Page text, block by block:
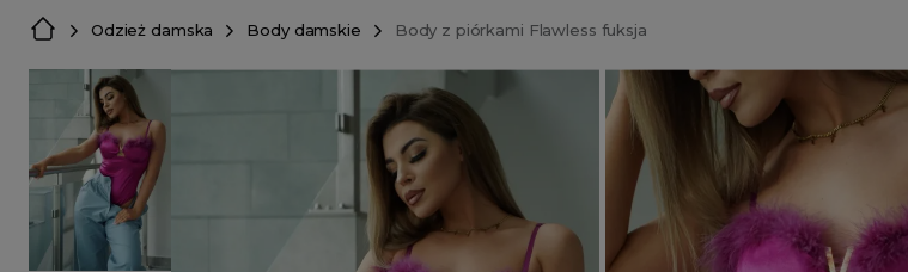
Odzież damska Body damskie Body z piórkami Flawless fuksja